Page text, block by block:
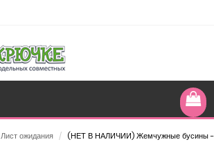
Лист ожидания / (НЕТ В НАЛИЧИИ) Жемчужные бусины -